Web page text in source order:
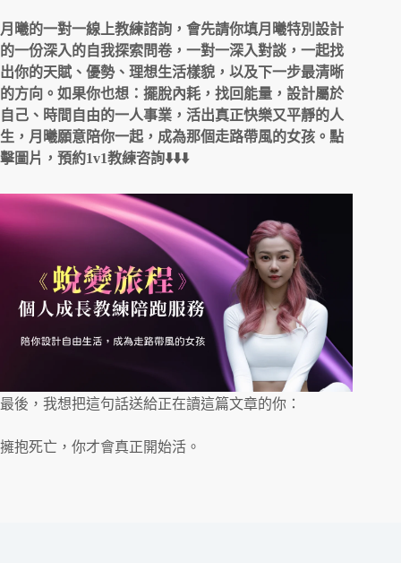
月曦的一對一線上教練諮詢，會先請你填月曦特別設計
的一份深入的自我探索問卷，一對一深入對談，一起找
出你的天賦、優勢、理想生活樣貌，以及下一步最清晰
的方向。如果你也想：擺脫內耗，找回能量，設計屬於
自己、時間自由的一人事業，活出真正快樂又平靜的人
生，月曦願意陪你一起，成為那個走路帶風的女孩。點
擊圖片，預約1v1教練咨詢⬇️⬇️⬇️
最後，我想把這句話送給正在讀這篇文章的你：
擁抱死亡，你才會真正開始活。